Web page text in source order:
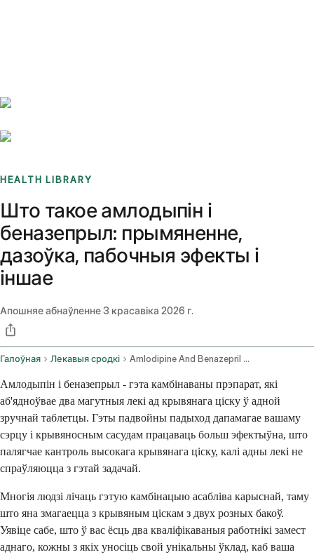
HEALTH LIBRARY
Што такое амлодыпін і
беназепрыл: прымяненне,
дазоўка, пабочныя эфекты і
іншае
Апошняе абнаўленне3 красавіка 2026 г.
Галоўная Лекавыя сродкі Amlodipine And Benazepril Oral Route
Амлодыпін і беназепрыл - гэта камбінаваны прэпарат, які
аб'ядноўвае два магутныя лекі ад крывянага ціску ў адной
зручнай таблетцы. Гэты падвойны падыход дапамагае вашаму
сэрцу і крывяносным сасудам працаваць больш эфектыўна, што
палягчае кантроль высокага крывянага ціску, калі адны лекі не
спраўляюцца з гэтай задачай.
Многія людзі лічаць гэтую камбінацыю асабліва карыснай, таму
што яна змагаецца з крывяным ціскам з двух розных бакоў.
Уявіце сабе, што ў вас ёсць два кваліфікаваныя работнікі замест
аднаго, кожны з якіх уносіць свой унікальны ўклад, каб ваша